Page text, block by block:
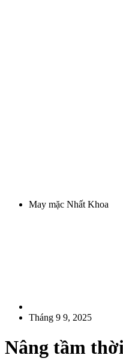
May mặc Nhất Khoa
Tháng 9 9, 2025
Nâng tầm